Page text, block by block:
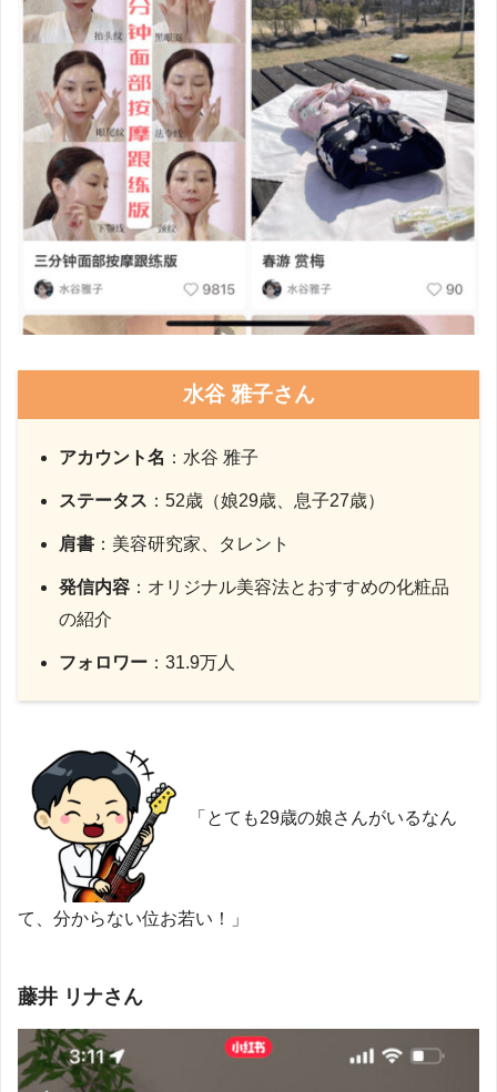
水谷 雅子さん
アカウント名 ：水谷 雅子
ステータス ：52歳（娘29歳、息子27歳）
肩書 ：美容研究家、タレント
発信内容 ：オリジナル美容法とおすすめの化粧品
の紹介
フォロワー ：31.9万人
「とても29歳の娘さんがいるなん
て、分からない位お若い！」
藤井 リナさん